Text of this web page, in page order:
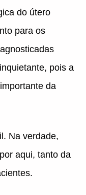
do útero
para os
pois a
da
Na verdade,
aqui, tanto da